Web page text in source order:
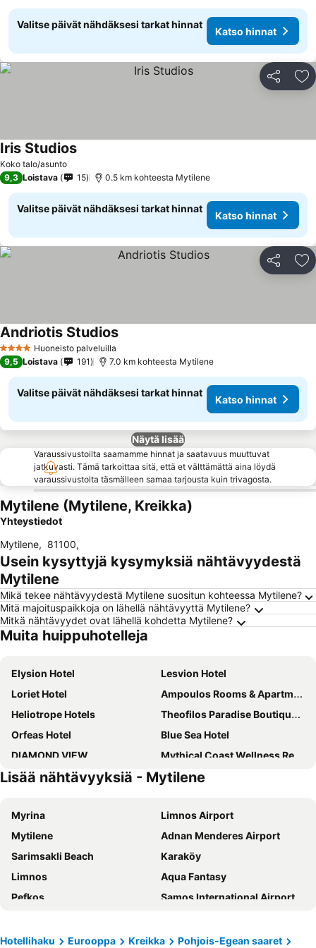
Valitse päivät nähdäksesi tarkat hinnat
Katso hinnat
Jaa
Koko talo/asunto
Iris StudiosKatso hinnat
9,3 Loistava 15 0.5 km kohteesta Mytilene
Valitse päivät nähdäksesi tarkat hinnat
Katso hinnat
Jaa
4 TähtiluokitusHuoneisto palveluilla
Andriotis StudiosKatso hinnat
9,5 Loistava 191 7.0 km kohteesta Mytilene
Valitse päivät nähdäksesi tarkat hinnat
Katso hinnat
Näytä lisää
Varaussivustoilta saamamme hinnat ja saatavuus muuttuvat
jatkuvasti. Tämä tarkoittaa sitä, että et välttämättä aina löydä
varaussivustolta täsmälleen samaa tarjousta kuin trivagosta.
Mytilene (Mytilene, Kreikka)
Yhteystiedot
Mytilene, 81100,
Usein kysyttyjä kysymyksiä nähtävyydestä
Mytilene
Mikä tekee nähtävyydestä Mytilene suositun kohteessa Mytilene?
Mitä majoituspaikkoja on lähellä nähtävyyttä Mytilene?
Mitkä nähtävyydet ovat lähellä kohdetta Mytilene?
Muita huippuhotelleja
Elysion Hotel
Lesvion Hotel
Loriet Hotel
Ampoulos Rooms & Apartments
Heliotrope Hotels
Theofilos Paradise Boutique Hotel
Orfeas Hotel
Blue Sea Hotel
DIAMOND VIEW
Mythical Coast Wellness Retreat
Lisää nähtävyyksiä - Mytilene
Myrina
Limnos Airport
Mytilene
Adnan Menderes Airport
Sarimsakli Beach
Karaköy
Limnos
Aqua Fantasy
Pefkos
Samos International Airport
Karsiyaka
Konak
Hotellihaku Eurooppa Kreikka
Pohjois-Egean saaret